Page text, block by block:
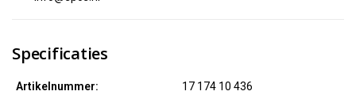
Specificaties
Artikelnummer: 17 174 10 436